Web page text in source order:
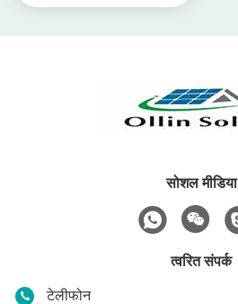
सोशल मीडिया
त्वरित संपर्क
टेलीफोन